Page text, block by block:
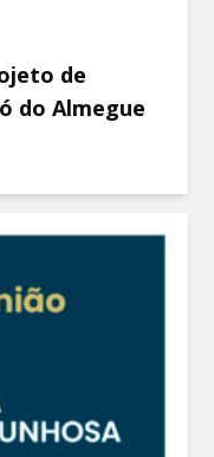
de
do Almegue